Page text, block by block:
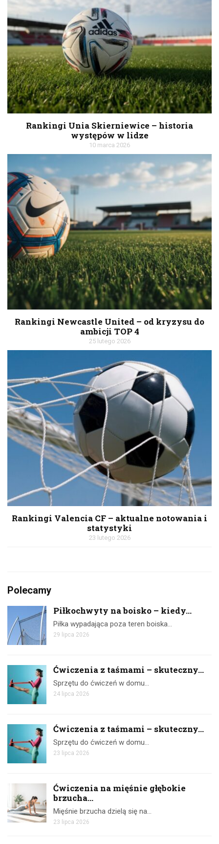
Rankingi Unia Skierniewice – historia
występów w lidze
10 marca 2026
Rankingi Newcastle United – od kryzysu do
ambicji TOP 4
25 lutego 2026
Rankingi Valencia CF – aktualne notowania i
statystyki
23 lutego 2026
Polecamy
Piłkochwyty na boisko – kiedy...
Piłka wypadająca poza teren boiska…
29 lipca 2026
Ćwiczenia z taśmami – skuteczny...
Sprzętu do ćwiczeń w domu…
24 lipca 2026
Ćwiczenia z taśmami – skuteczny...
Sprzętu do ćwiczeń w domu…
23 lipca 2026
Ćwiczenia na mięśnie głębokie
brzucha...
Mięśnie brzucha dzielą się na…
23 lipca 2026